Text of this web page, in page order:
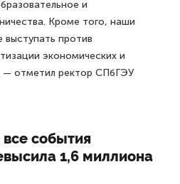
и
Кроме того, наши
против
экономических и
— отметил ректор СПбГЭУ
события
1,6 миллиона